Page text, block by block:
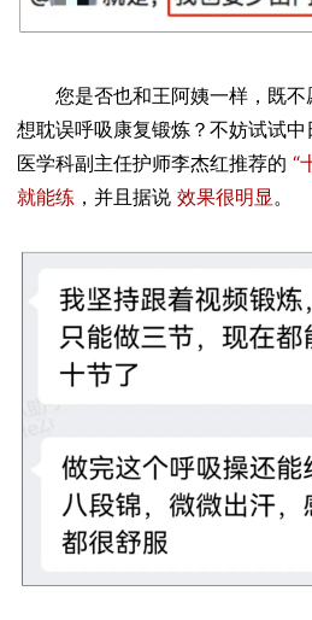
您是否也和王阿姨一样，既不
想耽误呼吸康复锻炼？不妨试试
医学科副主任护师李杰红推荐的 “
就能练 ，并且据说 效果很明显 。